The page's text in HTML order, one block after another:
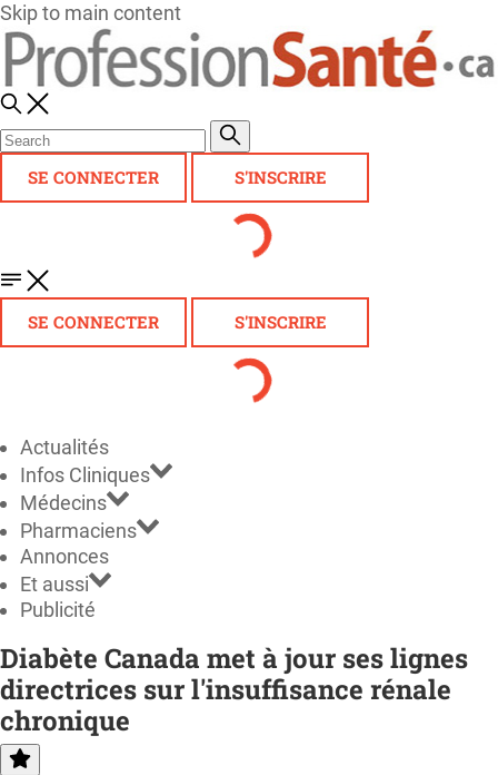
Skip to main content
SE CONNECTER S'INSCRIRE
SE CONNECTER S'INSCRIRE
Actualités
Infos Cliniques
Médecins
Pharmaciens
Annonces
Et aussi
Publicité
Diabète Canada met à jour ses lignes
directrices sur l'insuffisance rénale
chronique